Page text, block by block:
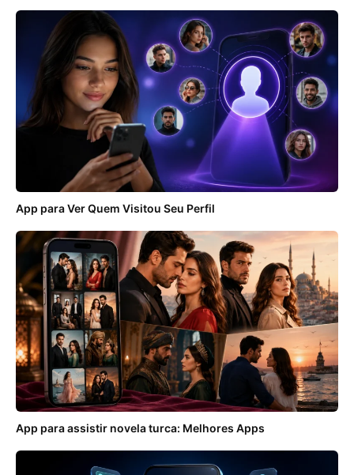
App para Ver Quem Visitou Seu Perfil
App para assistir novela turca: Melhores Apps